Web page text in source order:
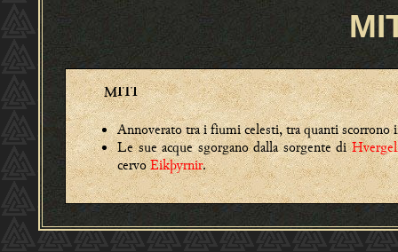
MITI
Annoverato tra i fiumi celesti, tra quanti scorrono
Le sue acque sgorgano dalla sorgente di
cervoEikþyrnir.